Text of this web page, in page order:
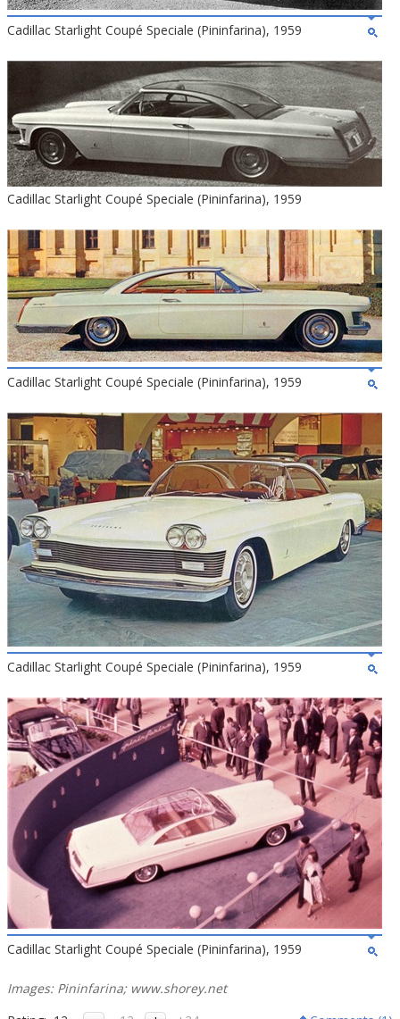
Cadillac Starlight Coupé Speciale (Pininfarina), 1959
Cadillac Starlight Coupé Speciale (Pininfarina), 1959
Cadillac Starlight Coupé Speciale (Pininfarina), 1959
Cadillac Starlight Coupé Speciale (Pininfarina), 1959
Cadillac Starlight Coupé Speciale (Pininfarina), 1959
Images: Pininfarina; www.shorey.net